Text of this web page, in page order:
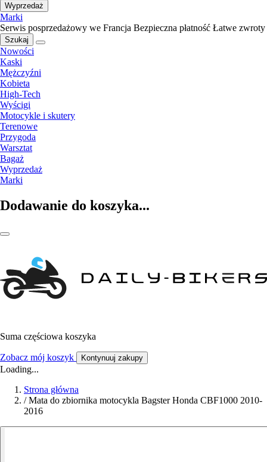
Wyprzedaż
Marki
Serwis posprzedażowy we Francja Bezpieczna płatność Łatwe zwroty
Szukaj
Nowości
Kaski
Mężczyźni
Kobieta
High-Tech
Wyścigi
Motocykle i skutery
Terenowe
Przygoda
Warsztat
Bagaż
Wyprzedaż
Marki
Dodawanie do koszyka...
Suma częściowa koszyka
Zobacz mój koszyk Kontynuuj zakupy
Loading...
Strona główna
/ Mata do zbiornika motocykla Bagster Honda CBF1000 2010-
2016